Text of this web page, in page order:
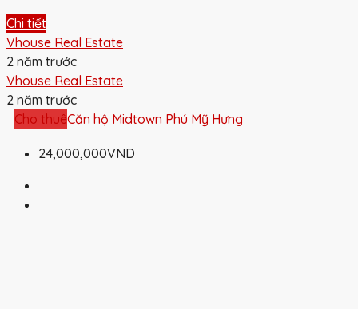
Chi tiết
Vhouse Real Estate
2 năm trước
Vhouse Real Estate
2 năm trước
Cho thuêCăn hộ Midtown Phú Mỹ Hưng
24,000,000VND